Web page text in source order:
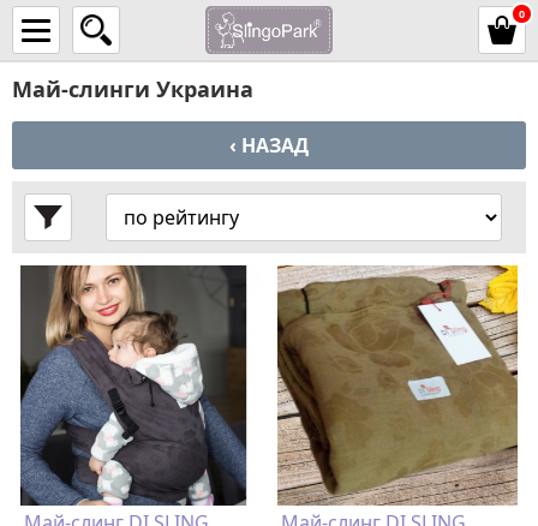
0
Май-слинги Украина
‹ НАЗАД